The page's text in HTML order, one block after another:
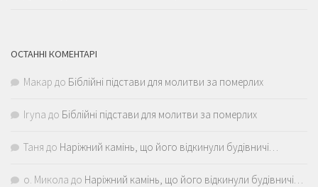
ОСТАННІ КОМЕНТАРІ
Макар до Біблійні підстави для молитви за померлих
Iryna до Біблійні підстави для молитви за померлих
Таня до Наріжний камінь, що його відкинули будівничі…
о. Микола до Наріжний камінь, що його відкинули будівничі…